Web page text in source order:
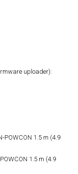
uploader):
POWCON 1.5 m (4.9
1.5 m (4.9